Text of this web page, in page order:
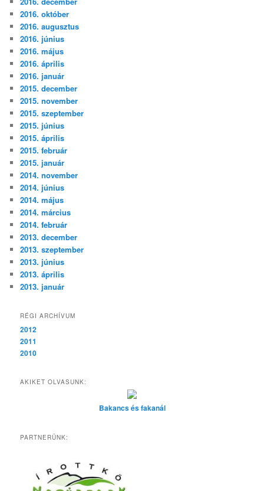
2016. október
2016. augusztus
2016. június
2016. május
2016. április
2016. január
2015. december
2015. november
2015. szeptember
2015. június
2015. április
2015. február
2015. január
2014. november
2014. június
2014. május
2014. március
2014. február
2013. december
2013. szeptember
2013. június
2013. április
2013. január
RÉGI ARCHÍVUM
2012
2011
2010
AKIKET OLVASUNK:
Bakancs és fakanál
PARTNERÜNK: